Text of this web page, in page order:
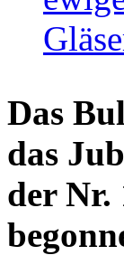
Das
das
der Nr.